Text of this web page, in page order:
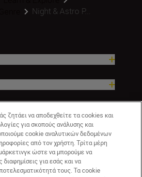
Night & Astro P...
ζητάει να αποδεχθείτε τα cookies και
για σκοπούς ανάλυσης και
cookie αναλυτικών δεδομένων
από τον χρήστη. Τρίτα μέρη
ώστε να μπορούμε να
διαφημίσεις για εσάς και να
τους. Τα cookie